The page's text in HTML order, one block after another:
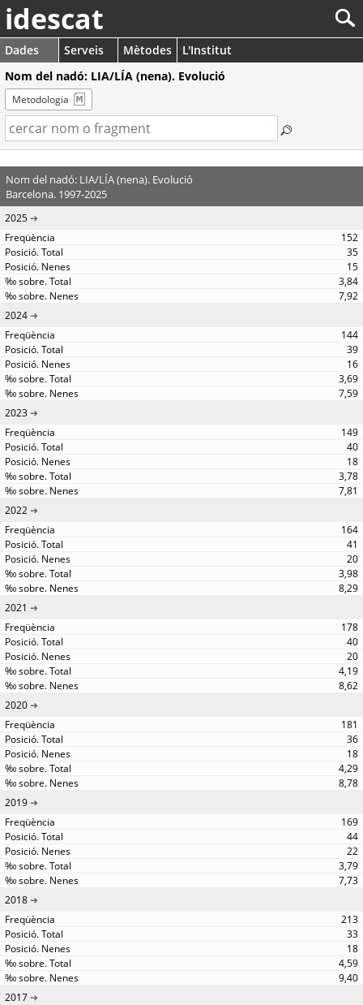
idescat
Dades Serveis Mètodes
L'Institut
Nom del nadó: LIA/LÍA (nena). Evolució
Metodologia
Nom del nadó: LIA/LÍA (nena). Evolució
Barcelona. 1997-2025
2025
152
35
15
3,84
7,92
2024
144
39
16
3,69
7,59
2023
149
40
18
3,78
7,81
2022
164
41
20
3,98
8,29
2021
178
40
20
4,19
8,62
2020
181
36
18
4,29
8,78
2019
169
44
22
3,79
7,73
2018
213
33
18
4,59
9,40
2017